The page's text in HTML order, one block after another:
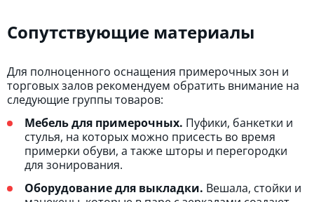
Сопутствующие материалы
Для полноценного оснащения примерочных зон и
торговых залов рекомендуем обратить внимание на
следующие группы товаров:
Мебель для примерочных. Пуфики, банкетки и
стулья, на которых можно присесть во время
примерки обуви, а также шторы и перегородки
для зонирования.
Оборудование для выкладки. Вешала, стойки и